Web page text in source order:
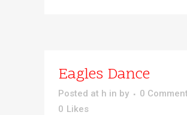
Eagles Dance
Posted at h in by
0
0 Likes